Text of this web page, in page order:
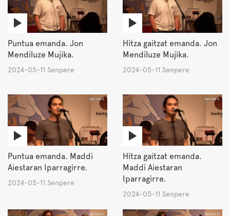
Puntua emanda. Jon
Mendiluze Mujika.
2024-05-11 Senpere
Hitza gaitzat emanda. Jon
Mendiluze Mujika.
2024-05-11 Senpere
Puntua emanda. Maddi
Aiestaran Iparragirre.
2024-05-11 Senpere
Hitza gaitzat emanda.
Maddi Aiestaran
Iparragirre.
2024-05-11 Senpere